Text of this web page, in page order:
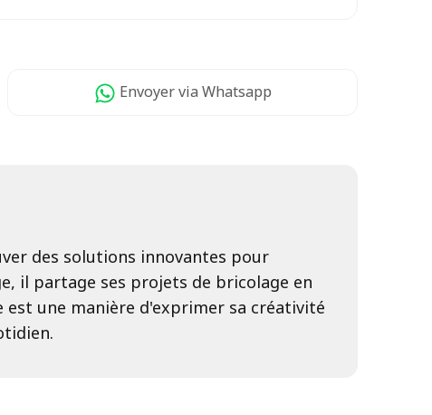
Envoyervia Whatsapp
des solutions innovantes pour
il partage ses projets de bricolage en
une manière d'exprimer sa créativité